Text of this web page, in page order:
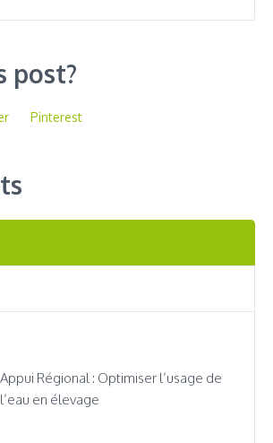
post?
Pinterest
Appui Régional : Optimiser l’usage de
l’eau en élevage